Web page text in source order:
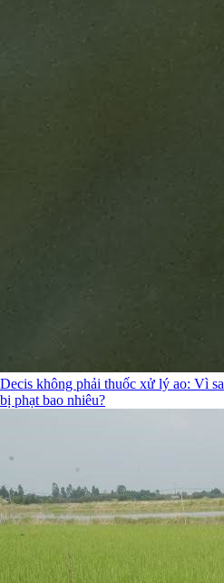
Decis không phải thuốc xử lý ao: Vì
bị phạt bao nhiêu?